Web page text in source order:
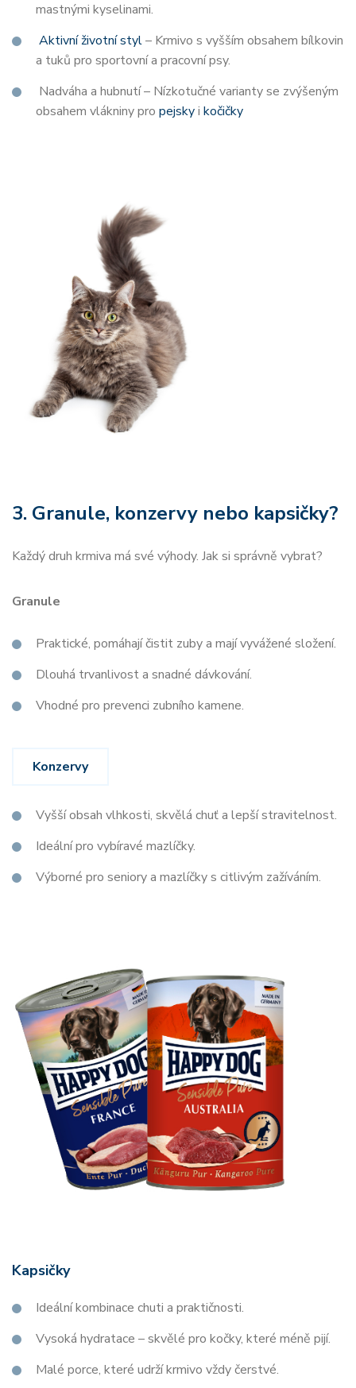
mastnými kyselinami.
Aktivní životní styl– Krmivo s vyšším obsahem bílkovin
a tuků pro sportovní a pracovní psy.
Nadváha a hubnutí – Nízkotučné varianty se zvýšeným
obsahem vlákniny pro pejskyi kočičky
3. Granule, konzervy nebo kapsičky?
Každý druh krmiva má své výhody. Jak si správně vybrat?
Granule
Praktické, pomáhají čistit zuby a mají vyvážené složení.
Dlouhá trvanlivost a snadné dávkování.
Vhodné pro prevenci zubního kamene.
Konzervy
Vyšší obsah vlhkosti, skvělá chuť a lepší stravitelnost.
Ideální pro vybíravé mazlíčky.
Výborné pro seniory a mazlíčky s citlivým zažíváním.
Kapsičky
Ideální kombinace chuti a praktičnosti.
Vysoká hydratace – skvělé pro kočky, které méně pijí.
Malé porce, které udrží krmivo vždy čerstvé.